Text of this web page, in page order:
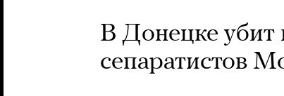
В Донецке убит
сепаратистов